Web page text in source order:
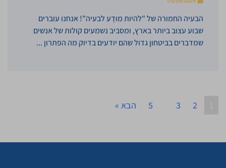
הבעיה החמורה של "להיות מוּדָע לבעיה"! אנחנו עוברים
שבוע עצוב ביותר בארץ, ומסביב נשמעים קולות של אנשים
שמדברים בביטחון גדול שהם יודעים בדיוק מה הפתרון ...
2
3
5 הבא »